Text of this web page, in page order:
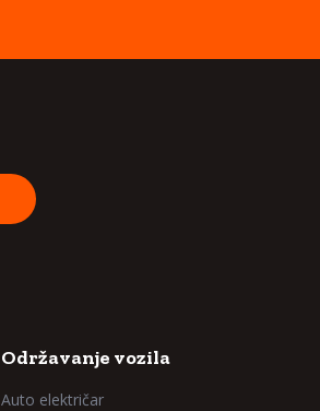
Održavanje vozila
Auto električar